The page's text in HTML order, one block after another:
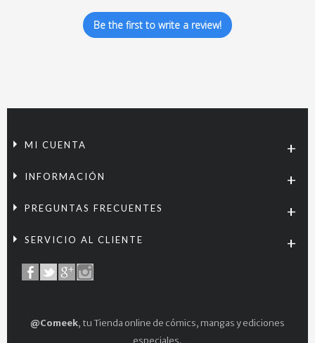
Be the first to write a review!
MI CUENTA
INFORMACIÓN
PREGUNTAS FRECUENTES
SERVICIO AL CLIENTE
@Comeek, tu Tienda online de cómics, mangas y ediciones
especiales.